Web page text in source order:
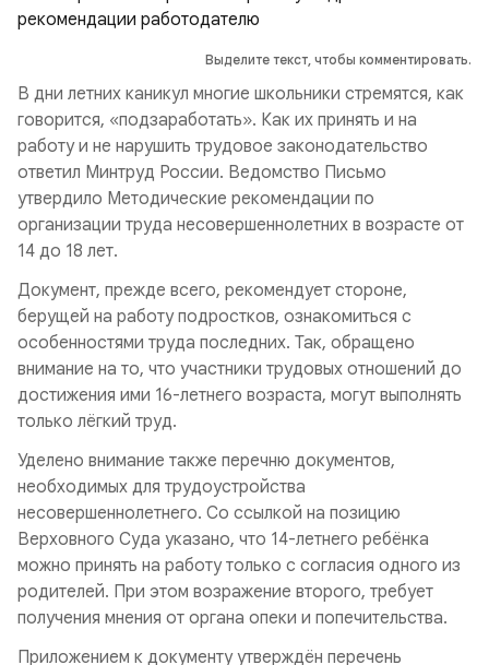
Выделите текст, чтобы комментировать.
В дни летних каникул многие школьники стремятся, как
говорится, «подзаработать». Как их принять и на
работу и не нарушить трудовое законодательство
ответил Минтруд России. Ведомство Письмо
утвердило Методические рекомендации по
организации труда несовершеннолетних в возрасте от
14 до 18 лет.
Документ, прежде всего, рекомендует стороне,
берущей на работу подростков, ознакомиться с
особенностями труда последних. Так, обращено
внимание на то, что участники трудовых отношений до
достижения ими 16-летнего возраста, могут выполнять
только лёгкий труд.
Уделено внимание также перечню документов,
необходимых для трудоустройства
несовершеннолетнего. Со ссылкой на позицию
Верховного Суда указано, что 14-летнего ребёнка
можно принять на работу только с согласия одного из
родителей. При этом возражение второго, требует
получения мнения от органа опеки и попечительства.
Приложением к документу утверждён перечень